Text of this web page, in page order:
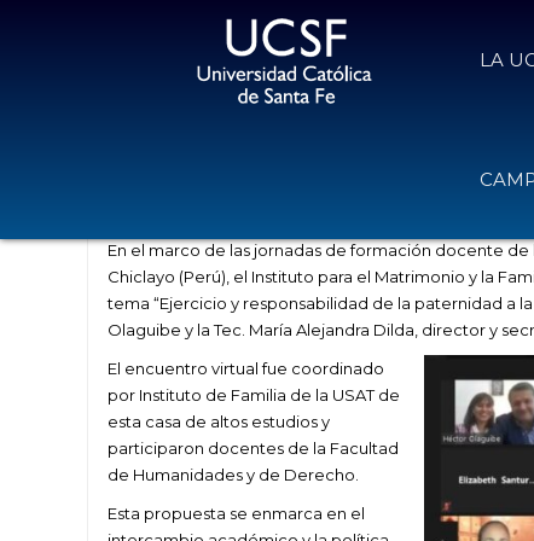
LA
En el marco de las jornadas de formación docente
Chiclayo (Perú), el Instituto para el Matrimonio y la
tema “Ejercicio y responsabilidad de la paternidad a
Olaguibe y la Tec. María Alejandra Dilda , director y
El encuentro virtual fue coordinado
por Instituto de Familia de la USAT de
esta casa de altos estudios y
participaron docentes de la Facultad
de Humanidades y de Derecho.
Esta propuesta se enmarca en el